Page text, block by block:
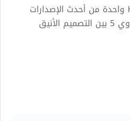
تُعد ساعة Huawei Watch 5 واحدة من أحدث الإصدارات
الذكية التي تجمع ساعة هواوي 5 بين التصميم الأنيق